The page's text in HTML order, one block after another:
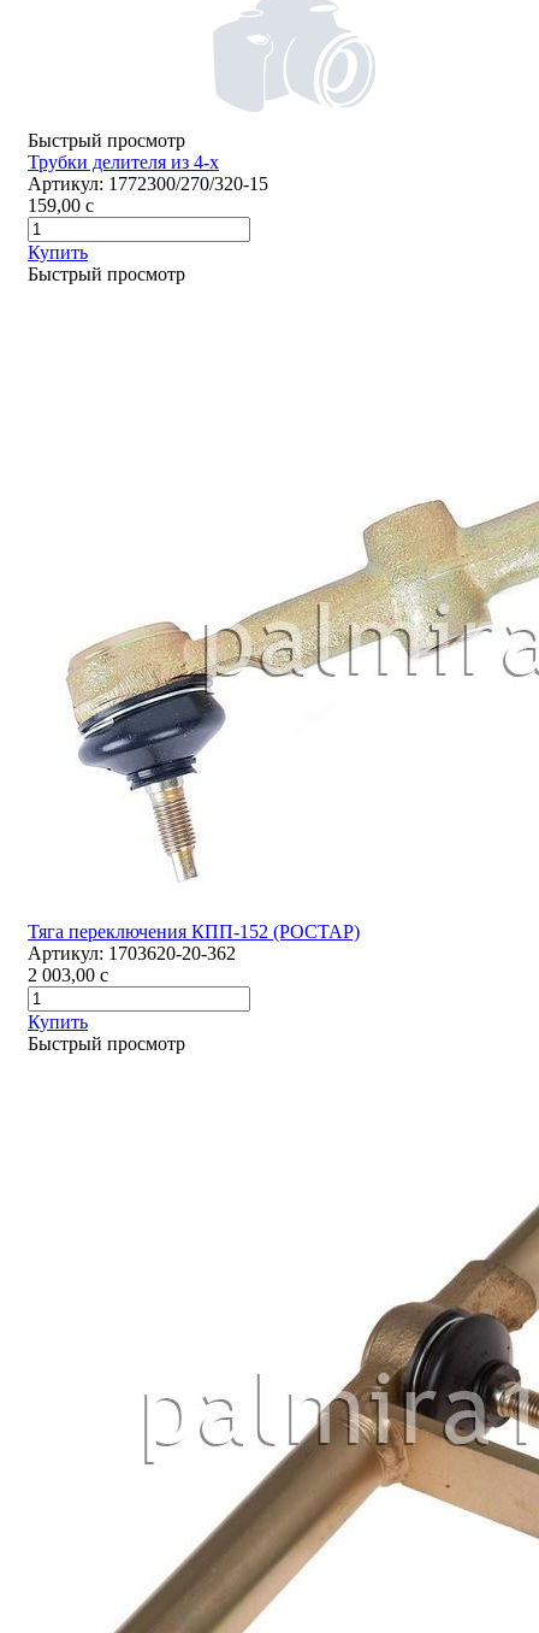
Быстрый просмотр
Трубки делителя из 4-х
Артикул: 1772300/270/320-15
159,00 c
Купить
Быстрый просмотр
Тяга переключения КПП-152 (РОСТАР)
Артикул: 1703620-20-362
2 003,00 c
Купить
Быстрый просмотр